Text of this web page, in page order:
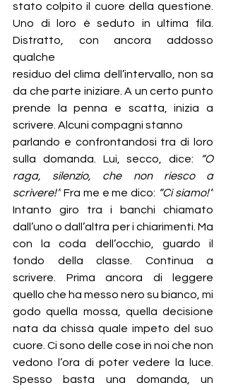
stato colpito il cuore della questione.
Uno di loro è seduto in ultima fila.
Distratto, con ancora addosso
qualche
residuo del clima dell’intervallo, non sa
da che parte iniziare. A un certo punto
prende la penna e scatta, inizia a
scrivere. Alcuni compagni stanno
parlando e confrontandosi tra di loro
sulla domanda. Lui, secco, dice:
“O
raga, silenzio, che non riesco a
scrivere!” Fra me e me dico: “Ci siamo!”
Intanto giro tra i banchi chiamato
dall’uno o dall’altra per i chiarimenti. Ma
con la coda dell’occhio, guardo il
fondo della classe. Continua a
scrivere. Prima ancora di leggere
quello che ha messo nero su bianco, mi
godo quella mossa, quella decisione
nata da chissà quale impeto del suo
cuore. Ci sono delle cose in noi che non
vedono l’ora di poter vedere la luce.
Spesso basta una domanda, un